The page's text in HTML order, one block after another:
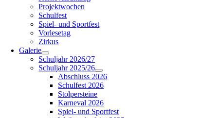
Projektwochen
Schulfest
Spiel- und Sportfest
Vorlesetag
Zirkus
Galerie
Schuljahr 2026/27
Schuljahr 2025/26
Abschluss 2026
Schulfest 2026
Stolpersteine
Karneval 2026
Spiel- und Sportfest